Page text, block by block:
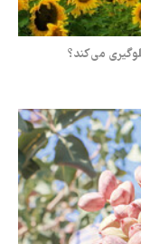
می‌کند؟